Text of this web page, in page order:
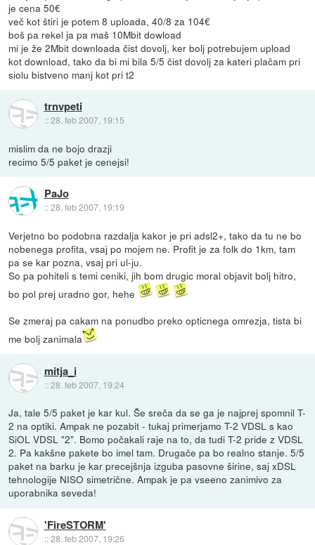
je cena 50€
več kot štiri je potem 8 uploada, 40/8 za 104€
boš pa rekel ja pa maš 10Mbit dowload
mi je že 2Mbit downloada čist dovolj, ker bolj potrebujem upload
kot download, tako da bi mi bila 5/5 čist dovolj za kateri plačam pri
siolu bistveno manj kot pri t2
trnvpeti
::28. feb 2007, 19:15
mislim da ne bojo drazji
recimo 5/5 paket je cenejsi!
PaJo
::28. feb 2007, 19:19
Verjetno bo podobna razdalja kakor je pri adsl2+, tako da tu ne bo
nobenega profita, vsaj po mojem ne. Profit je za folk do 1km, tam
pa se kar pozna, vsaj pri ul-ju.
So pa pohiteli s temi ceniki, jih bom drugic moral objavit bolj hitro,
bo pol prej uradno gor, hehe
Se zmeraj pa cakam na ponudbo preko opticnega omrezja, tista bi
me bolj zanimala
mitja_i
::28. feb 2007, 19:24
Ja, tale 5/5 paket je kar kul. Še sreča da se ga je najprej spomnil T-
2 na optiki. Ampak ne pozabit - tukaj primerjamo T-2 VDSL s kao
SiOL VDSL "2". Bomo počakali raje na to, da tudi T-2 pride z VDSL
2. Pa kakšne pakete bo imel tam. Drugače pa bo realno stanje. 5/5
paket na barku je kar precejšnja izguba pasovne širine, saj xDSL
tehnologije NISO simetrične. Ampak je pa vseeno zanimivo za
uporabnika seveda!
'FireSTORM'
::28. feb 2007, 19:26